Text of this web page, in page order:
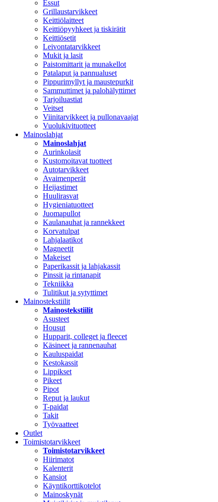
Essut
Grillaustarvikkeet
Keittiölaitteet
Keittiöpyyhkeet ja tiskirätit
Keittiösetit
Leivontatarvikkeet
Mukit ja lasit
Paistomittarit ja munakellot
Patalaput ja pannualuset
Pippurimyllyt ja maustepurkit
Sammuttimet ja palohälyttimet
Tarjoiluastiat
Veitset
Viinitarvikkeet ja pullonavaajat
Vuolukivituotteet
Mainoslahjat
Mainoslahjat
Aurinkolasit
Kustomoitavat tuotteet
Autotarvikkeet
Avaimenperät
Heijastimet
Huulirasvat
Hygieniatuotteet
Juomapullot
Kaulanauhat ja rannekkeet
Korvatulpat
Lahjalaatikot
Magneetit
Makeiset
Paperikassit ja lahjakassit
Pinssit ja rintanapit
Tekniikka
Tulitikut ja sytyttimet
Mainostekstiilit
Mainostekstiilit
Asusteet
Housut
Hupparit, colleget ja fleecet
Käsineet ja rannenauhat
Kauluspaidat
Kestokassit
Lippikset
Pikeet
Pipot
Reput ja laukut
T-paidat
Takit
Työvaatteet
Outlet
Toimistotarvikkeet
Toimistotarvikkeet
Hiirimatot
Kalenterit
Kansiot
Käyntikorttikotelot
Mainoskynät